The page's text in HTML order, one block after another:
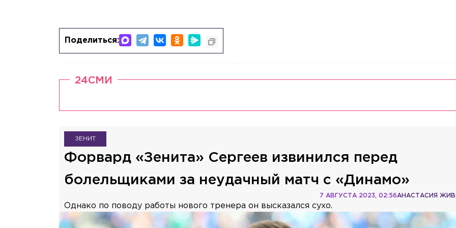
Поделиться:
24СМИ
ЗЕНИТ
Форвард «Зенита» Сергеев извинился перед
болельщиками за неудачный матч с «Динамо»
АНАСТАСИЯ
7 АВГУСТА 2023, 02:56
Однако по поводу работы нового тренера он высказался сухо.